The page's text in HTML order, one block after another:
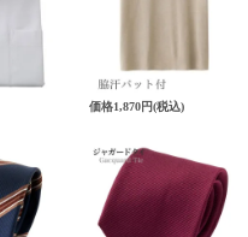
価格1,870円(税込)